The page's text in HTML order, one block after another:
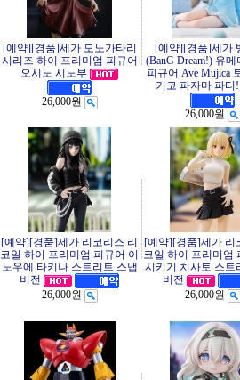
[예약][경품]세가 모노가타리
시리즈 하이 프리미엄 피규어
오시노 시노부
26,000원
[예약][경품]세가
(BanG Dream!) 유
피규어 Ave Mujica
키코 파자마 파티!
26,000원
[예약][경품]세가 리코리스 리
코일 하이 프리미엄 피규어 이
노우에 타키나 스트리트 스냅
버전
26,000원
[예약][경품]세가 리
코일 하이 프리미엄
시키기 치사토 스트
버전
26,000원